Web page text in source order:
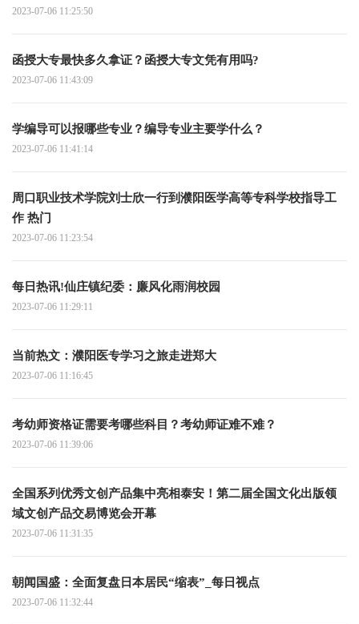
2023-07-06 11:25:50
函授大专最快多久拿证？函授大专文凭有用吗?
2023-07-06 11:43:09
学编导可以报哪些专业？编导专业主要学什么？
2023-07-06 11:41:14
周口职业技术学院刘士欣一行到濮阳医学高等专科学校指导工
作 热门
2023-07-06 11:23:54
每日热讯!仙庄镇纪委：廉风化雨润校园
2023-07-06 11:29:11
当前热文：濮阳医专学习之旅走进郑大
2023-07-06 11:16:45
考幼师资格证需要考哪些科目？考幼师证难不难？
2023-07-06 11:39:06
全国系列优秀文创产品集中亮相泰安！第二届全国文化出版领
域文创产品交易博览会开幕
2023-07-06 11:31:35
朝闻国盛：全面复盘日本居民“缩表”_每日视点
2023-07-06 11:32:44